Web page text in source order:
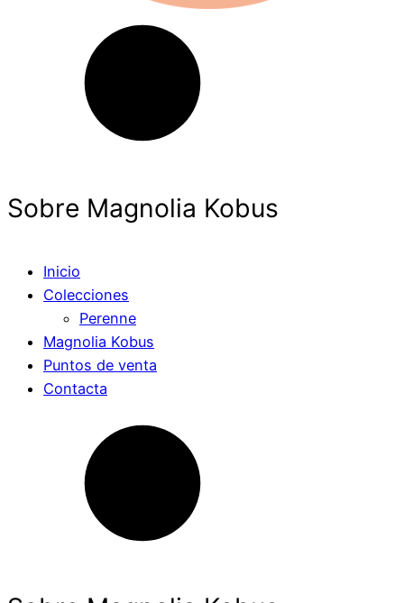
Sobre Magnolia Kobus
Inicio
Colecciones
Perenne
Magnolia Kobus
Puntos de venta
Contacta